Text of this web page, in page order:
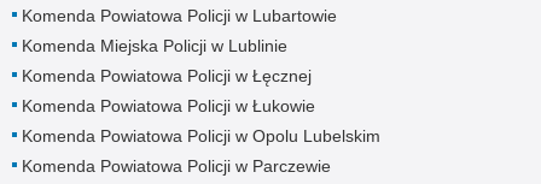
Komenda Powiatowa Policji w Lubartowie
Komenda Miejska Policji w Lublinie
Komenda Powiatowa Policji w Łęcznej
Komenda Powiatowa Policji w Łukowie
Komenda Powiatowa Policji w Opolu Lubelskim
Komenda Powiatowa Policji w Parczewie